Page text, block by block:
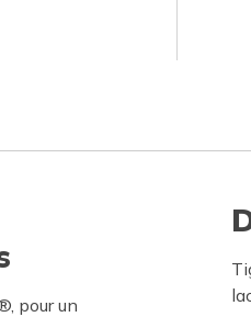
pour un